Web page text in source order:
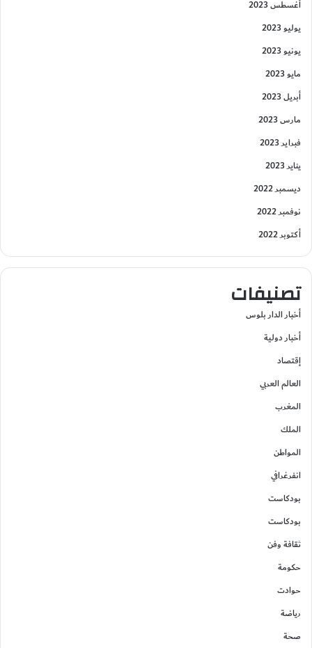
أغسطس 2023
يوليو 2023
يونيو 2023
مايو 2023
أبريل 2023
مارس 2023
فبراير 2023
يناير 2023
ديسمبر 2022
نوفمبر 2022
أكتوبر 2022
تصنيفات
أخبار الدار بلوس
أخبار دولية
إقتصاد
العالم العربي
المغرب
الملك
المواطن
انفرغرافي
بودكاست
بودكاست
ثقافة وفن
حكومة
حوادت
رياضة
صحة